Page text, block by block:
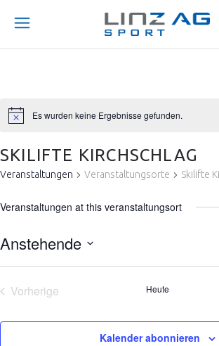
Es wurden keine Ergebnisse gefunden.
SKILIFTE KIRCHSCHLAG
Veranstaltungen Veranstaltungsorte Skilifte
Veranstaltungen at this veranstaltungsort
Anstehende
Datum
Vorherige
Heute
Kalender abonnieren